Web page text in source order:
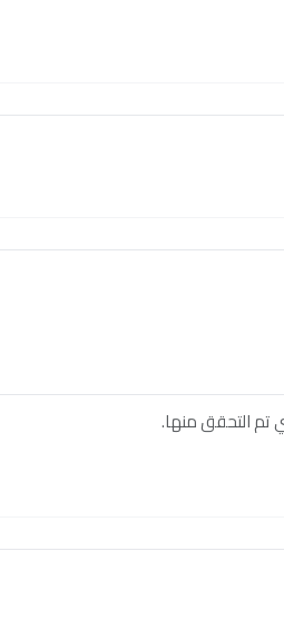
تم التحقق منها.